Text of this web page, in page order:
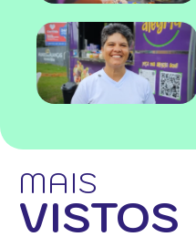
MAIS
VISTOS